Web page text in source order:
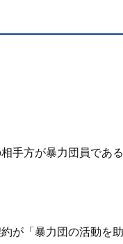
手方が暴力団員であ
が「暴力団の活動を